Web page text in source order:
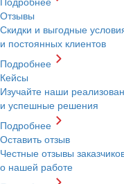
Отзывы
Скидки и выгодные
и постоянных клиентов
Подробнее
Кейсы
Изучайте наши
и успешные решения
Подробнее
Оставить отзыв
Честные отзывы
о нашей работе